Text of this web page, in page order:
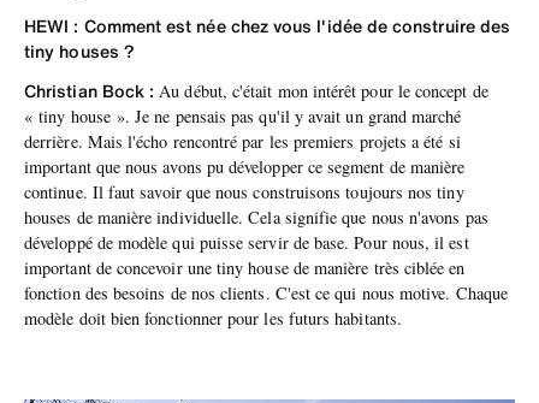
HEWI : Comment est née chez vous l'idée de construire des
tiny houses ?
Christian Bock : Au début, c'était mon intérêt pour le concept de
« tiny house ». Je ne pensais pas qu'il y avait un grand marché
derrière. Mais l'écho rencontré par les premiers projets a été si
important que nous avons pu développer ce segment de manière
continue. Il faut savoir que nous construisons toujours nos tiny
houses de manière individuelle. Cela signifie que nous n'avons pas
développé de modèle qui puisse servir de base. Pour nous, il est
important de concevoir une tiny house de manière très ciblée en
fonction des besoins de nos clients. C'est ce qui nous motive. Chaque
modèle doit bien fonctionner pour les futurs habitants.